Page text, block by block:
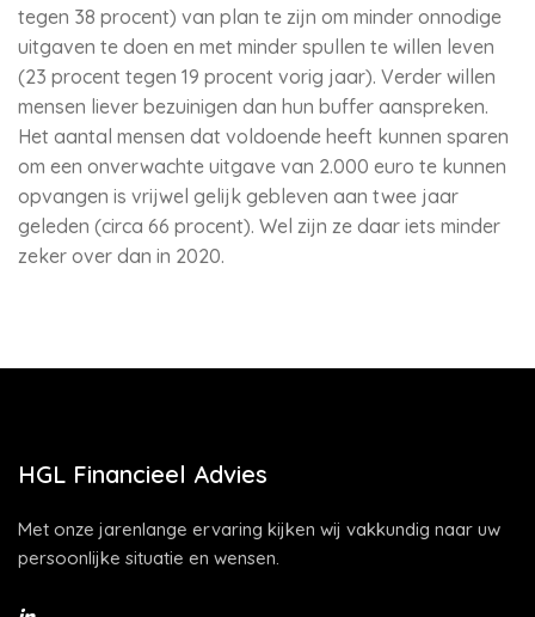
tegen 38 procent) van plan te zijn om minder onnodige
uitgaven te doen en met minder spullen te willen leven
(23 procent tegen 19 procent vorig jaar). Verder willen
mensen liever bezuinigen dan hun buffer aanspreken.
Het aantal mensen dat voldoende heeft kunnen sparen
om een onverwachte uitgave van 2.000 euro te kunnen
opvangen is vrijwel gelijk gebleven aan twee jaar
geleden (circa 66 procent). Wel zijn ze daar iets minder
zeker over dan in 2020.
HGL Financieel Advies
Met onze jarenlange ervaring kijken wij vakkundig naar uw
persoonlijke situatie en wensen.